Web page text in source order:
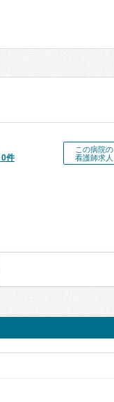
この病院の
看護師求人
0件